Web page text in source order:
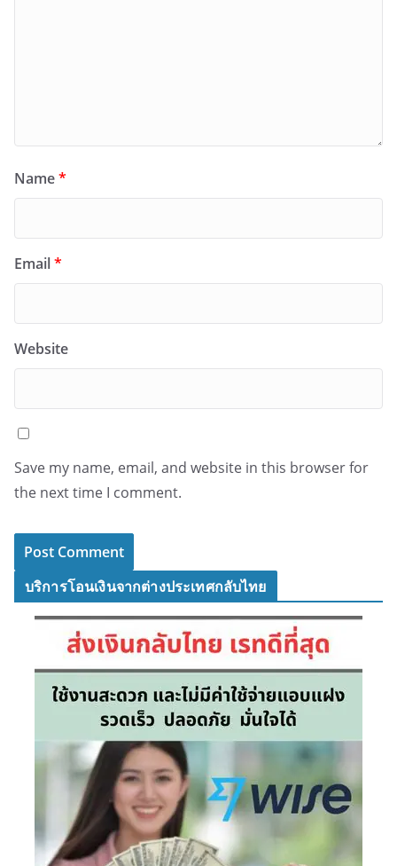
Name*
Email*
Website
Save my name, email, and website in this browser for
the next time I comment.
บริการโอนเงินจากต่างประเทศกลับไทย